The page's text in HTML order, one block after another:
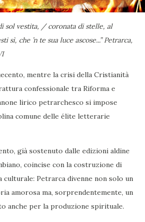
sol vestita, / coronata di stelle, al
sì, che ’n te sua luce ascose...” Petrarca,
mentre la crisi della Cristianità
confessionale tra Riforma e
lirico petrarchesco si impose
comune delle élite letterarie
già sostenuto dalle edizioni aldine
coincise con la costruzione di
culturale: Petrarca divenne non solo un
amorosa ma, sorprendentemente, un
anche per la produzione spirituale.